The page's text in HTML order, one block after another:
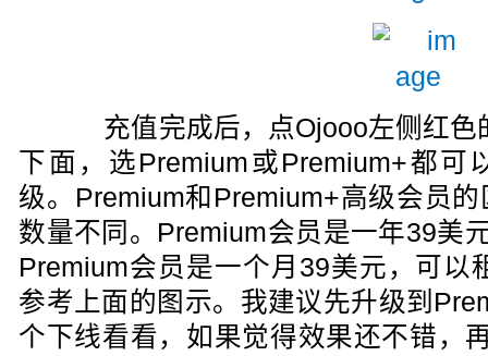
充值完成后，点Ojooo左侧红色
下面，选Premium或Premium+都
级。Premium和Premium+高级会员
数量不同。Premium会员是一年39美
Premium会员是一个月39美元，可以
参考上面的图示。我建议先升级到
个下线看看，如果觉得效果还不错，